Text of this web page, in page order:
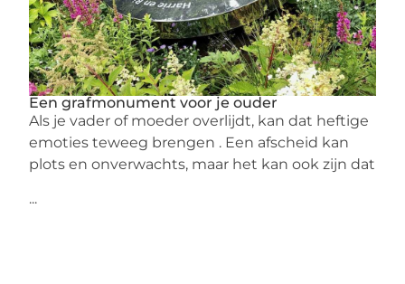
Een grafmonument voor je ouder
Als je vader of moeder overlijdt, kan dat heftige
emoties teweeg brengen . Een afscheid kan
plots en onverwachts, maar het kan ook zijn dat
...